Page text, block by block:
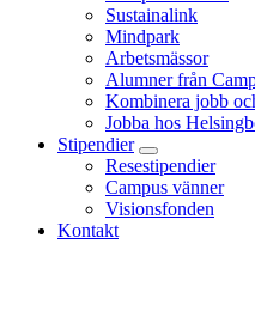
Sustainalink
Mindpark
Arbetsmässor
Alumner från
Kombinera jobb
Jobba hos
Stipendier
Resestipendier
Campus vänner
Visionsfonden
Kontakt